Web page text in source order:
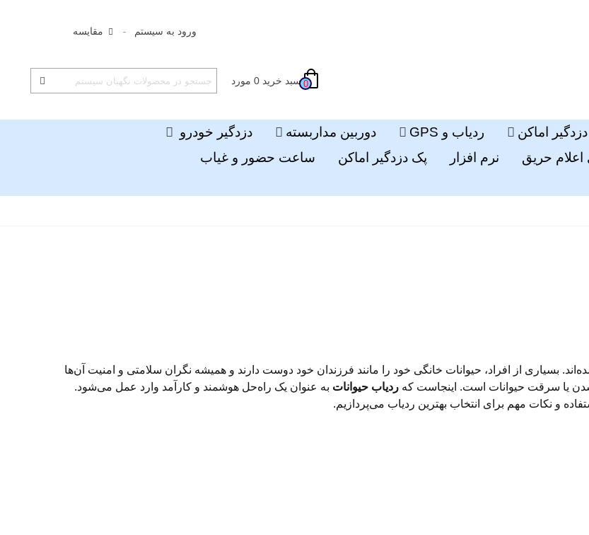
ورود به سیستم مقایسه
0 سبد خرید 0 مورد
دزدگیر اماکن ردیاب و GPS دوربین مداربسته
دزدگیر خودرو
حریق نرم افزار پک دزدگیر اماکن
ساعت حضور و غیاب
بسیاری از افراد، حیوانات خانگی خود را مانند فرزندان خود دوست دارند و همیشه نگران سلامتی و امنیت آن‌ها
یا سرقت حیوانات است. اینجاست که ردیاب حیوانات به عنوان یک راه‌حل هوشمند و کارآمد وارد عمل می‌شود.
و نکات مهم برای انتخاب بهترین ردیاب می‌پردازیم.